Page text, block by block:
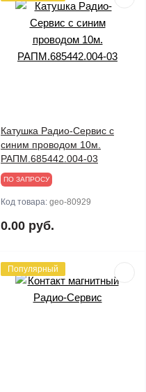
Катушка Радио-Сервис с
синим проводом 10м.
РАПМ.685442.004-03
ПО ЗАПРОСУ
Код товара: geo-80929
0.00 руб.
Популярный